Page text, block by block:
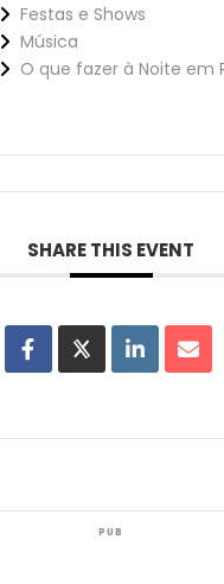
Festas e Shows
Música
O que fazer à Noite em
SHARE THIS EVENT
PUB